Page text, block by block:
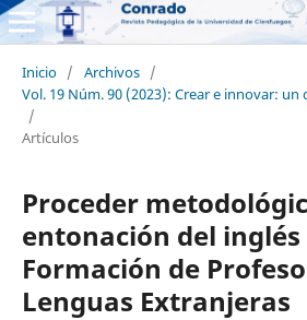
Inicio / Archivos /
Vol. 19 Núm. 90 (2023): Crear e innovar: un
/
Artículos
Proceder
entonación del inglés
Formación de
Lenguas Extranjeras